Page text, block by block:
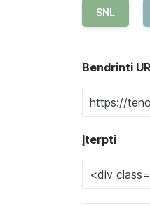
SNL
Bendrinti
Įterpti